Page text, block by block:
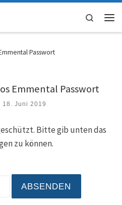
Search
Passwort
Emmental Passwort
18. Juni 2019
Bitte gib unten das
zu können.